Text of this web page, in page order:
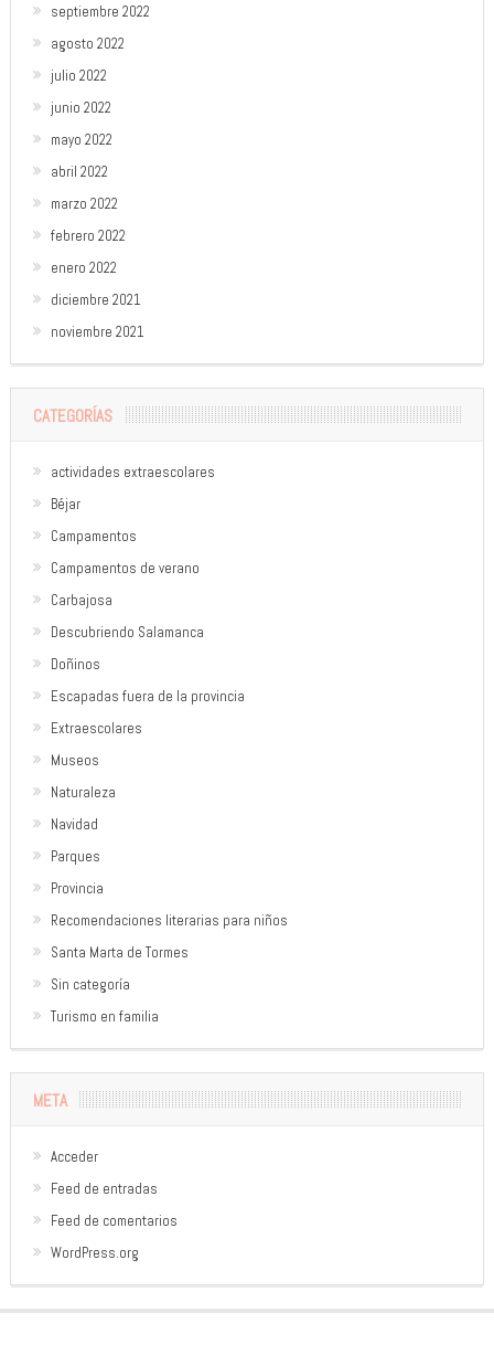
septiembre 2022
agosto 2022
julio 2022
junio 2022
mayo 2022
abril 2022
marzo 2022
febrero 2022
enero 2022
diciembre 2021
noviembre 2021
CATEGORÍAS
actividades extraescolares
Béjar
Campamentos
Campamentos de verano
Carbajosa
Descubriendo Salamanca
Doñinos
Escapadas fuera de la provincia
Extraescolares
Museos
Naturaleza
Navidad
Parques
Provincia
Recomendaciones literarias para niños
Santa Marta de Tormes
Sin categoría
Turismo en familia
META
Acceder
Feed de entradas
Feed de comentarios
WordPress.org